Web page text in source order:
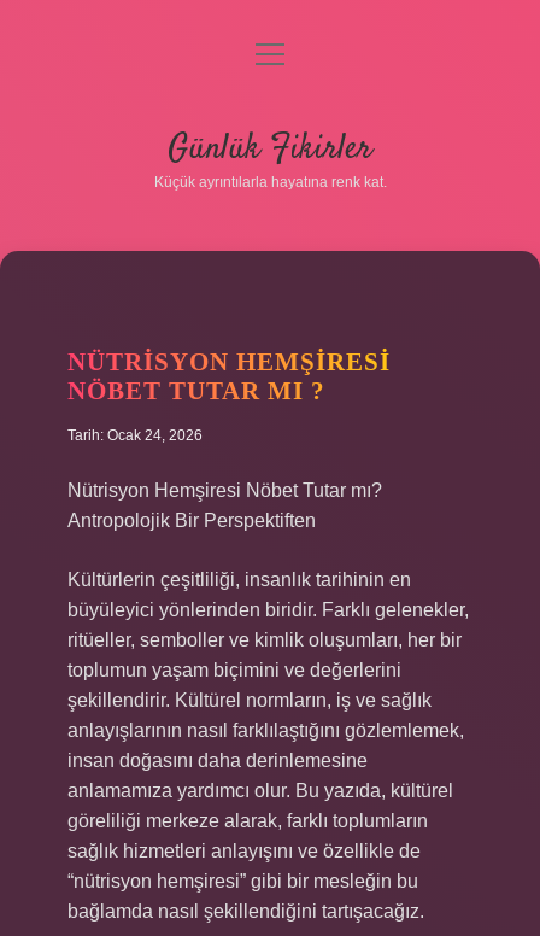
Gizlilik Politikası
Hakkımızda
menüyü
Günlük Fikirler
Küçük ayrıntılarla hayatına renk kat.
NÜTRISYON HEMŞIRESI
NÖBET TUTAR MI ?
Tarih: Ocak 24, 2026
Nütrisyon Hemşiresi Nöbet Tutar mı?
Antropolojik Bir Perspektiften
Kültürlerin çeşitliliği, insanlık tarihinin en
büyüleyici yönlerinden biridir. Farklı gelenekler,
ritüeller, semboller ve kimlik oluşumları, her bir
toplumun yaşam biçimini ve değerlerini
şekillendirir. Kültürel normların, iş ve sağlık
anlayışlarının nasıl farklılaştığını gözlemlemek,
insan doğasını daha derinlemesine
anlamamıza yardımcı olur. Bu yazıda, kültürel
göreliliği merkeze alarak, farklı toplumların
sağlık hizmetleri anlayışını ve özellikle de
“nütrisyon hemşiresi” gibi bir mesleğin bu
bağlamda nasıl şekillendiğini tartışacağız.